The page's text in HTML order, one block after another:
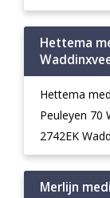
Hettema
Hettema
Peuleyen 70
2742EK
Merlijn